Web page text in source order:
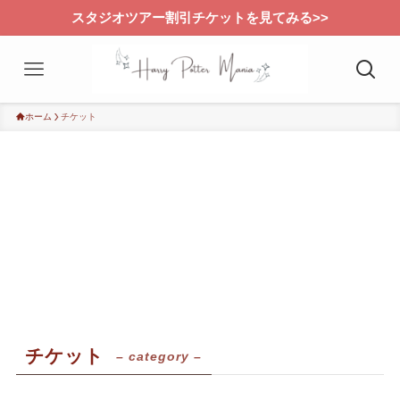
スタジオツアー割引チケットを見てみる>>
ホーム チケット
チケット – category –